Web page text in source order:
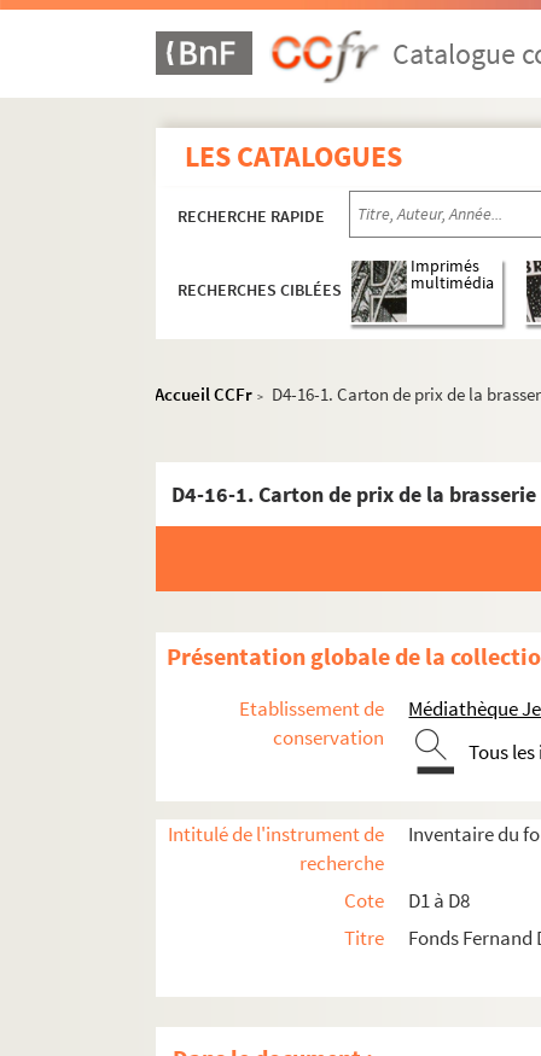
Catalogue
LES CATALOGUES
RECHERCHE RAPIDE
RECHERCHES CIBLÉES
Imprimés
multimédia
Accueil CCFr > D4-16-1. Carton de prix de la
D4-16-1. Carton de prix de la
Présentation globale de la
Etablissement de
conservation
Médiathèque
Tous
Intitulé de l'instrument de
recherche
Inventaire du
Cote
D1 à D8
Titre
Fonds Fernand
D4. Etiquettes, images, réclames par des
D4-4. Barrez-Grincourt
D4-6. Béhague A.
D4-8. Cado-Petit
D4-9. Collier
D4-10. Danel L., étiquettes de fils
D4-12. Dubar et cie
D4-14. Ducoulombier